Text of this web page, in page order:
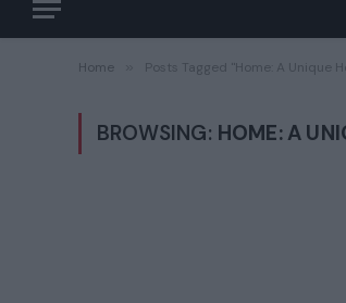
Home Posts Tagged "Home: A Unique
BROWSING: HOME: A